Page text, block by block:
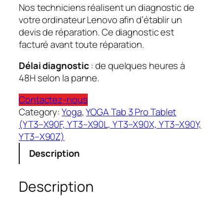
Nos techniciens réalisent un diagnostic de
votre ordinateur Lenovo afin d’établir un
devis de réparation. Ce diagnostic est
facturé avant toute réparation.
Délai diagnostic : de quelques heures à
48H selon la panne.
Contactez-nous
Category:Yoga, YOGA Tab 3 Pro Tablet
(YT3–X90F, YT3–X90L, YT3–X90X, YT3–X90Y,
YT3–X90Z)
Description
Description